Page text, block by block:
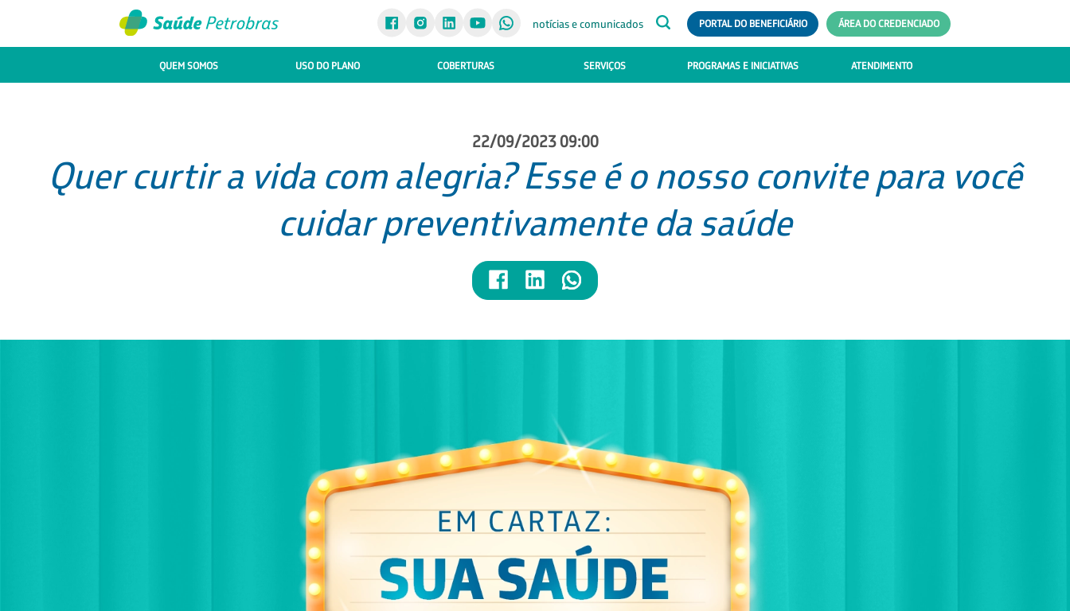
notícias e comunicados PORTAL DO BENEFICIÁRIO ÁREA DO CREDENCIADO
QUEM SOMOS USO DO PLANO COBERTURAS SERVIÇOS PROGRAMAS E INICIATIVAS ATENDIMENTO
22/09/2023 09:00
Quer curtir a vida com alegria? Esse é o nosso convite para você
cuidar preventivamente da saúde